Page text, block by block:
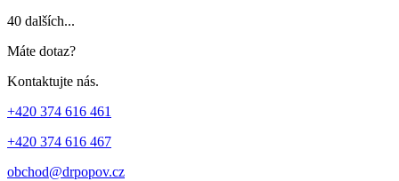
40 dalších...
Máte dotaz?
Kontaktujte nás.
+420 374 616 461
+420 374 616 467
obchod@drpopov.cz